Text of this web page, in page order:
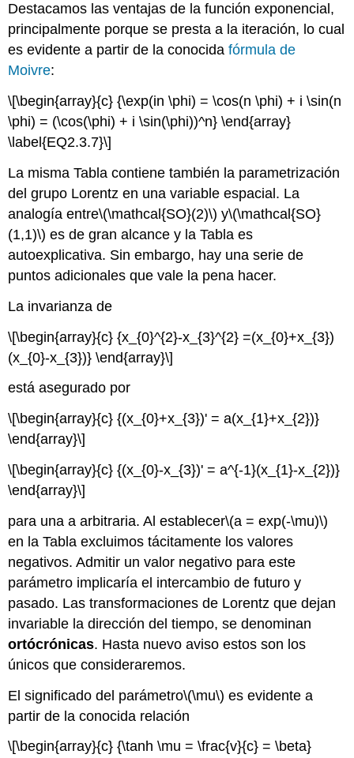
Destacamos las ventajas de la función exponencial,
principalmente porque se presta a la iteración, lo cual
es evidente a partir de la conocidafórmula de
Moivre:
\[\begin{array}{c} {\exp(in \phi) = \cos(n \phi) + i \sin(n
\phi) = (\cos(\phi) + i \sin(\phi))^n} \end{array}
\label{EQ2.3.7}\]
La misma Tabla contiene también la parametrización
del grupo Lorentz en una variable espacial. La
analogía entre\(\mathcal{SO}(2)\) y\(\mathcal{SO}
(1,1)\) es de gran alcance y la Tabla es
autoexplicativa. Sin embargo, hay una serie de
puntos adicionales que vale la pena hacer.
La invarianza de
\[\begin{array}{c} {x_{0}^{2}-x_{3}^{2} =(x_{0}+x_{3})
(x_{0}-x_{3})} \end{array}\]
está asegurado por
\[\begin{array}{c} {(x_{0}+x_{3})' = a(x_{1}+x_{2})}
\end{array}\]
\[\begin{array}{c} {(x_{0}-x_{3})' = a^{-1}(x_{1}-x_{2})}
\end{array}\]
para una a arbitraria. Al establecer\(a = exp(-\mu)\)
en la Tabla excluimos tácitamente los valores
negativos. Admitir un valor negativo para este
parámetro implicaría el intercambio de futuro y
pasado. Las transformaciones de Lorentz que dejan
invariable la dirección del tiempo, se denominan
ortócrónicas. Hasta nuevo aviso estos son los
únicos que consideraremos.
El significado del parámetro\(\mu\) es evidente a
partir de la conocida relación
\[\begin{array}{c} {\tanh \mu = \frac{v}{c} = \beta}